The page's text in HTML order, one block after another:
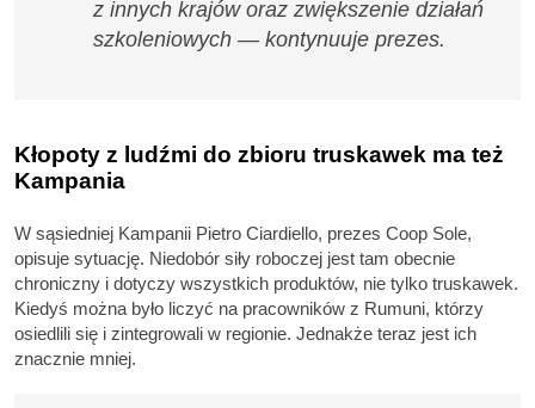
z innych krajów oraz zwiększenie działań
szkoleniowych — kontynuuje prezes.
Kłopoty z ludźmi do zbioru truskawek ma też
Kampania
W sąsiedniej Kampanii Pietro Ciardiello, prezes Coop Sole,
opisuje sytuację. Niedobór siły roboczej jest tam obecnie
chroniczny i dotyczy wszystkich produktów, nie tylko truskawek.
Kiedyś można było liczyć na pracowników z Rumuni, którzy
osiedlili się i zintegrowali w regionie. Jednakże teraz jest ich
znacznie mniej.